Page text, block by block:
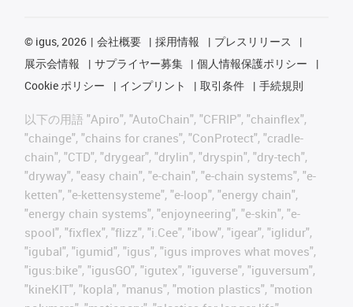
© igus, 2026 会社概要 採用情報
プレスリリース
展示会情報
サプライヤー募集
個人情報保護ポリシー
Cookie ポリシー
インプリント 取引条件 手続規則
以下の用語 "Apiro", "AutoChain", "CFRIP", "chainflex",
"chainge", "chains for cranes", "ConProtect", "cradle-
chain", "CTD", "drygear", "drylin", "dryspin", "dry-tech",
"dryway", "easy chain", "e-chain", "e-chain systems", "e-
ketten", "e-kettensysteme", "e-loop", "energy chain",
"energy chain systems", "enjoyneering", "e-skin", "e-
spool", "fixflex", "flizz", "i.Cee", "ibow", "igear", "iglidur",
"igubal", "igumid", "igus", "igus improves what moves",
"igus:bike", "igusGO", "igutex", "iguverse", "iguversum",
"kineKIT", "kopla", "manus", "motion plastics", "motion